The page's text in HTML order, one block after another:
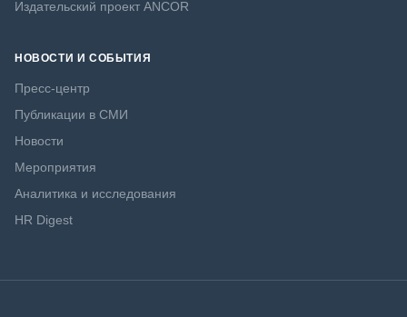
Издательский проект ANCOR
НОВОСТИ И СОБЫТИЯ
Пресс-центр
Публикации в СМИ
Новости
Мероприятия
Аналитика и исследования
HR Digest